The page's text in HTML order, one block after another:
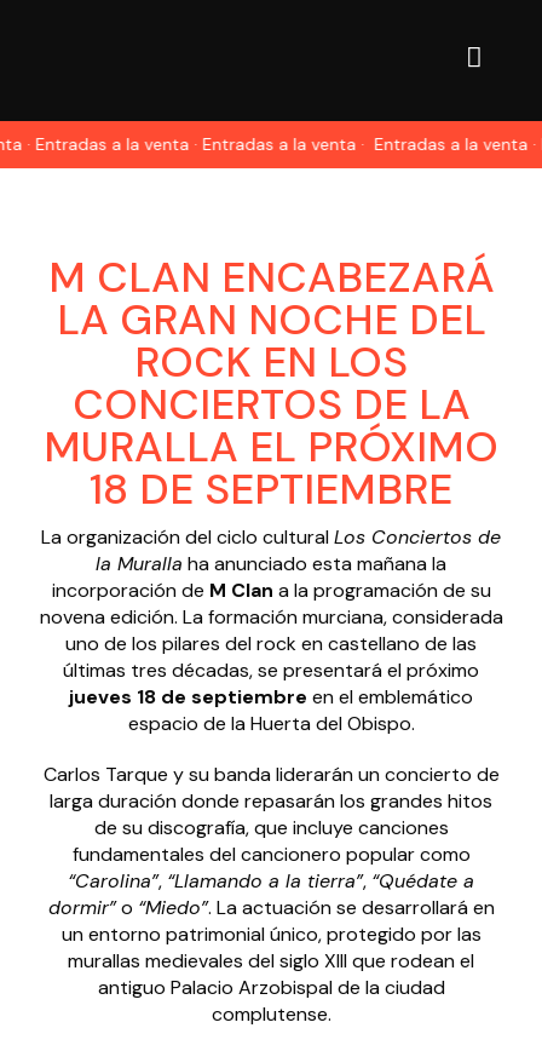
Entradas a la venta · Entradas a la venta ·Entradas a la venta ·
M CLAN ENCABEZARÁ
LA GRAN NOCHE DEL
ROCK EN LOS
CONCIERTOS DE LA
MURALLA EL PRÓXIMO
18 DE SEPTIEMBRE
La organización del ciclo culturalLos Conciertos de
la Muralla ha anunciado esta mañana la
incorporación de M Clan a la programación de su
novena edición. La formación murciana, considerada
uno de los pilares del rock en castellano de las
últimas tres décadas, se presentará el próximo
jueves 18 de septiembre en el emblemático
espacio de la Huerta del Obispo.
Carlos Tarque y su banda liderarán un concierto de
larga duración donde repasarán los grandes hitos
de su discografía, que incluye canciones
fundamentales del cancionero popular como
“Carolina”, “Llamando a la tierra”, “Quédate a
dormir”o “Miedo”. La actuación se desarrollará en
un entorno patrimonial único, protegido por las
murallas medievales del siglo XIII que rodean el
antiguo Palacio Arzobispal de la ciudad
complutense.